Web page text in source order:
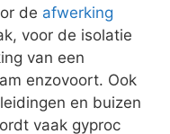
de afwerking
voor de isolatie
van een
enzovoort. Ook
en buizen
vaak gyproc